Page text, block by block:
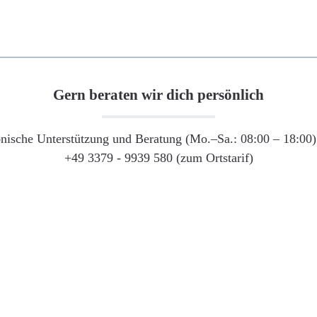
Gern beraten wir dich persönlich
Unterstützung und Beratung (Mo.–Sa.: 08:00 –
+49 3379 - 9939 580 (zum Ortstarif)